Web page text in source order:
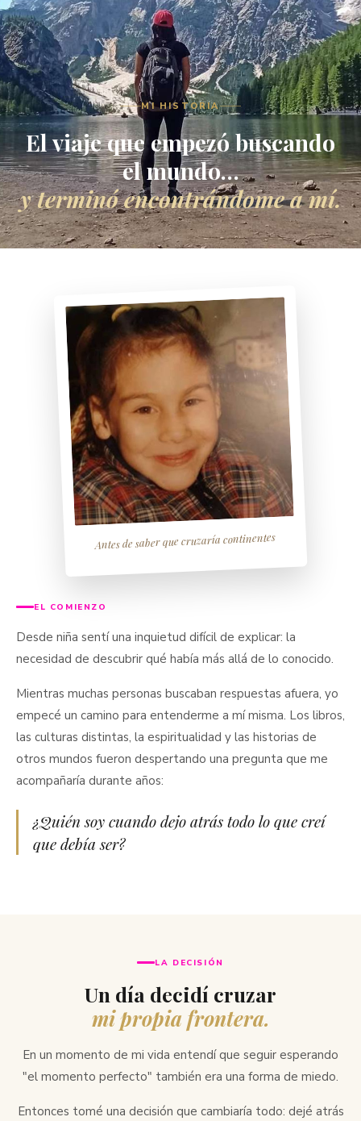
MI HISTORIA
El viaje que empezó buscando
el mundo…
y terminó encontrándome a mí.
EL COMIENZO
Desde niña sentí una inquietud difícil de explicar: la
necesidad de descubrir qué había más allá de lo conocido.
Mientras muchas personas buscaban respuestas afuera, yo
empecé un camino para entenderme a mí misma. Los libros,
las culturas distintas, la espiritualidad y las historias de
otros mundos fueron despertando una pregunta que me
acompañaría durante años:
¿Quién soy cuando dejo atrás todo lo que creí
que debía ser?
Antes de saber que cruzaría continentes
LA DECISIÓN
Un día decidí cruzar
mi propia frontera.
En un momento de mi vida entendí que seguir esperando
"el momento perfecto" también era una forma de miedo.
Entonces tomé una decisión que cambiaría todo: dejé atrás